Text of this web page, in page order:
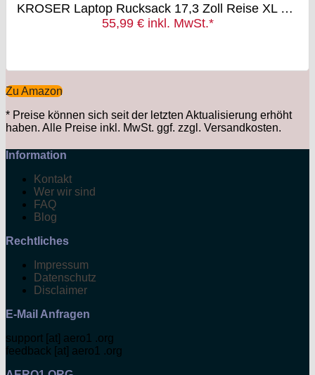
KROSER Laptop Rucksack 17,3 Zoll Reise XL Business Daypack Schwerlast Wasserdicht mit Hartgeschältem Sicherheitsraum Ladeanschluss RFID Tasche für Männer/Frauen/College/Schule -Schwarz MEHRWEG
55,99 € inkl. MwSt.*
Zu Amazon
* Preise können sich seit der letzten Aktualisierung erhöht
haben. Alle Preise inkl. MwSt. ggf. zzgl. Versandkosten.
Information
Kontakt
Wer wir sind
FAQ
Blog
Rechtliches
Impressum
Datenschutz
Disclaimer
E-Mail Anfragen
support [at] aero1 .org
feedback [at] aero1 .org